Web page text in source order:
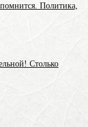
Политика,
Столько